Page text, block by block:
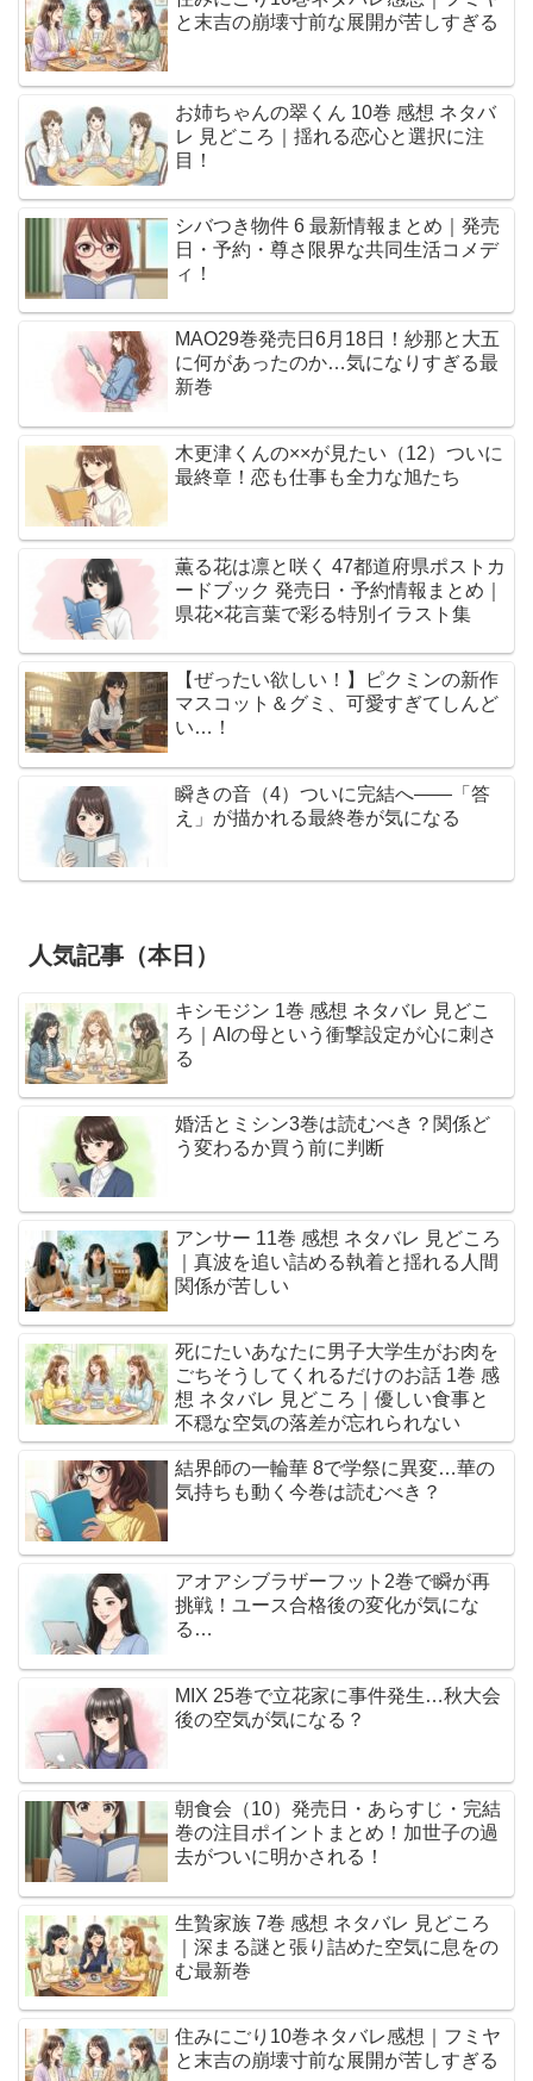
と末吉の崩壊寸前な展開が苦しすぎる
お姉ちゃんの翠くん 10巻 感想 ネタバ
レ 見どころ｜揺れる恋心と選択に注
目！
シバつき物件 6 最新情報まとめ｜発売
日・予約・尊さ限界な共同生活コメデ
ィ！
MAO29巻発売日6月18日！紗那と大五
に何があったのか…気になりすぎる最
新巻
木更津くんの××が見たい（12）ついに
最終章！恋も仕事も全力な旭たち
薫る花は凛と咲く 47都道府県ポストカ
ードブック 発売日・予約情報まとめ｜
県花×花言葉で彩る特別イラスト集
【ぜったい欲しい！】ピクミンの新作
マスコット＆グミ、可愛すぎてしんど
い…！
瞬きの音（4）ついに完結へ――「答
え」が描かれる最終巻が気になる
人気記事（本日）
キシモジン 1巻 感想 ネタバレ 見どこ
ろ｜AIの母という衝撃設定が心に刺さ
る
婚活とミシン3巻は読むべき？関係ど
う変わるか買う前に判断
アンサー 11巻 感想 ネタバレ 見どころ
｜真波を追い詰める執着と揺れる人間
関係が苦しい
死にたいあなたに男子大学生がお肉を
ごちそうしてくれるだけのお話 1巻 感
想 ネタバレ 見どころ｜優しい食事と
不穏な空気の落差が忘れられない
結界師の一輪華 8で学祭に異変…華の
気持ちも動く今巻は読むべき？
アオアシブラザーフット2巻で瞬が再
挑戦！ユース合格後の変化が気にな
る…
MIX 25巻で立花家に事件発生…秋大会
後の空気が気になる？
朝食会（10）発売日・あらすじ・完結
巻の注目ポイントまとめ！加世子の過
去がついに明かされる！
生贄家族 7巻 感想 ネタバレ 見どころ
｜深まる謎と張り詰めた空気に息をの
む最新巻
住みにごり10巻ネタバレ感想｜フミヤ
と末吉の崩壊寸前な展開が苦しすぎる